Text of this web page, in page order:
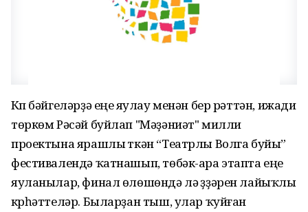
Күп бәйгеләрҙә еңеү яулау менән бер рәттән, ижади
төркөм Рәсәй буйлап "Мәҙәниәт" милли
проектына ярашлы үткән “Театрлы Волга буйы”
фестивалендә ҡатнашып, төбәк-ара этапта еңеү
яуланылар, финал өлөшөндә лә үҙҙәрен лайыҡлы
күрһәттеләр. Быларҙан тыш, улар ҡуйған